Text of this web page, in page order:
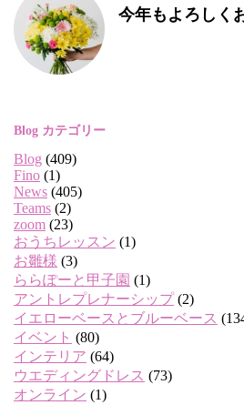
今年もよろしく
Blog カテゴリー
Blog (409)
Fino (1)
News (405)
Teams (2)
zoom (23)
おうちレッスン (1)
お雛様 (3)
ららぽーと甲子園 (1)
アントレプレナーシップ(2)
イエローベースとブルーベース
イベント (80)
インテリア (64)
ウエディングドレス (73)
オンライン (1)